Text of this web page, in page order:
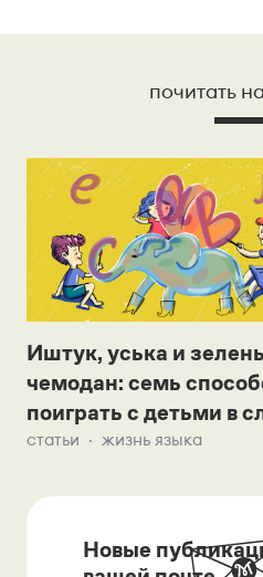
почитать
Иштук, уська и
чемодан: семь
поиграть с детьми в
статьи жизнь языка
Новые